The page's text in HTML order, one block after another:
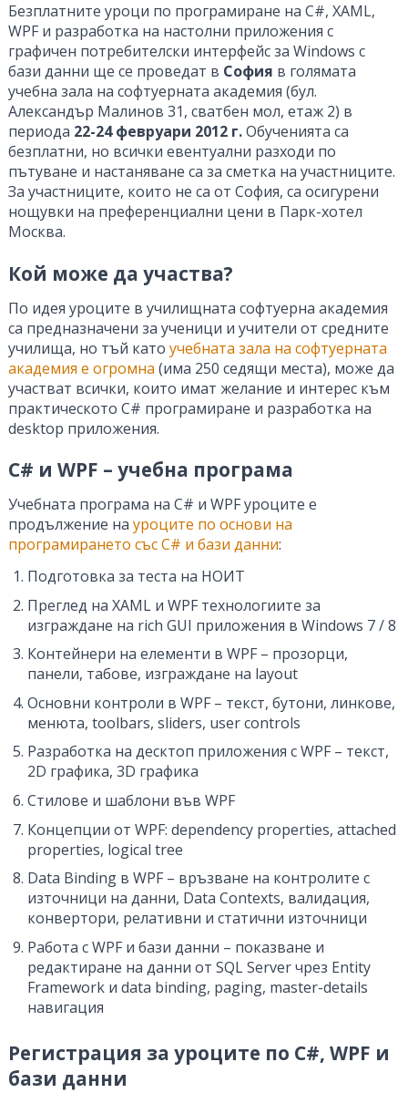
Безплатните уроци по програмиране на C#, XAML,
WPF и разработка на настолни приложения с
графичен потребителски интерфейс за Windows с
бази данни ще се проведат в София в голямата
учебна зала на софтуерната академия (бул.
Александър Малинов 31, сватбен мол, етаж 2) в
периода 22-24 февруари 2012 г.Обученията са
безплатни, но всички евентуални разходи по
пътуване и настаняване са за сметка на участниците.
За участниците, които не са от София, са осигурени
нощувки на преференциални цени в Парк-хотел
Москва.
Кой може да участва?
По идея уроците в училищната софтуерна академия
са предназначени за ученици и учители от средните
училища, но тъй като учебната зала на софтуерната
академия е огромна (има 250 седящи места), може да
участват всички, които имат желание и интерес към
практическото C# програмиране и разработка на
desktop приложения.
C# и WPF – учебна програма
Учебната програма на C# и WPF уроците е
продължение на уроците по основи на
програмирането със C# и бази данни:
Подготовка за теста на НОИТ
Преглед на XAML и WPF технологиите за
изграждане на rich GUI приложения в Windows 7 / 8
Контейнери на елементи в WPF – прозорци,
панели, табове, изграждане на layout
Основни контроли в WPF – текст, бутони, линкове,
менюта, toolbars, sliders, user controls
Разработка на десктоп приложения с WPF – текст,
2D графика, 3D графика
Стилове и шаблони във WPF
Концепции от WPF: dependency properties, attached
properties, logical tree
Data Binding в WPF – връзване на контролите с
източници на данни, Data Contexts, валидация,
конвертори, релативни и статични източници
Работа с WPF и бази данни – показване и
редактиране на данни от SQL Server чрез Entity
Framework и data binding, paging, master-details
навигация
Регистрация за уроците по C#, WPF и
бази данни